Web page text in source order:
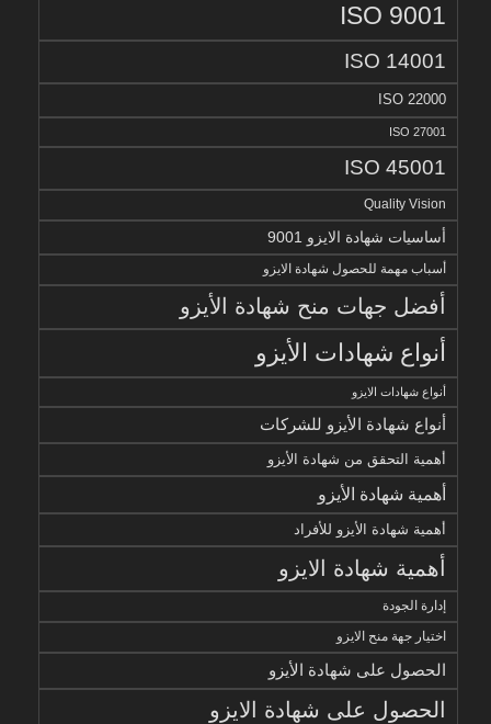
ISO 9001
ISO 14001
ISO 22000
ISO 27001
ISO 45001
Quality Vision
أساسيات شهادة الايزو 9001
أسباب مهمة للحصول شهادة الايزو
أفضل جهات منح شهادة الأيزو
أنواع شهادات الأيزو
أنواع شهادات الايزو
أنواع شهادة الأيزو للشركات
أهمية التحقق من شهادة الأيزو
أهمية شهادة الأيزو
أهمية شهادة الأيزو للأفراد
أهمية شهادة الايزو
إدارة الجودة
اختيار جهة منح الايزو
الحصول على شهادة الأيزو
الحصول على شهادة الايزو